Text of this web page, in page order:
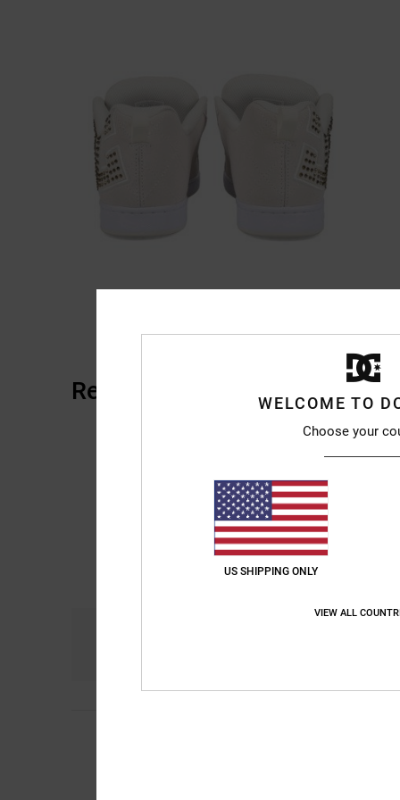
Reviews van klantenWELCOME TO
Choose your
US SHIPPING ONLY
VIEW ALL